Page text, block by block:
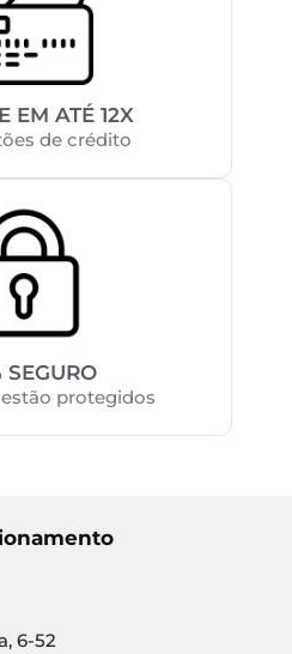
EM ATÉ 12X
de crédito
SEGURO
protegidos
6-52